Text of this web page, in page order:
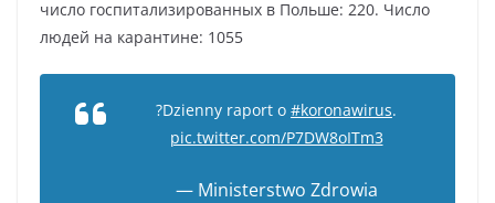
число госпитализированных в Польше: 220. Число
людей на карантине: 1055
?Dzienny raport o #koronawirus.
pic.twitter.com/P7DW8oITm3
— Ministerstwo Zdrowia